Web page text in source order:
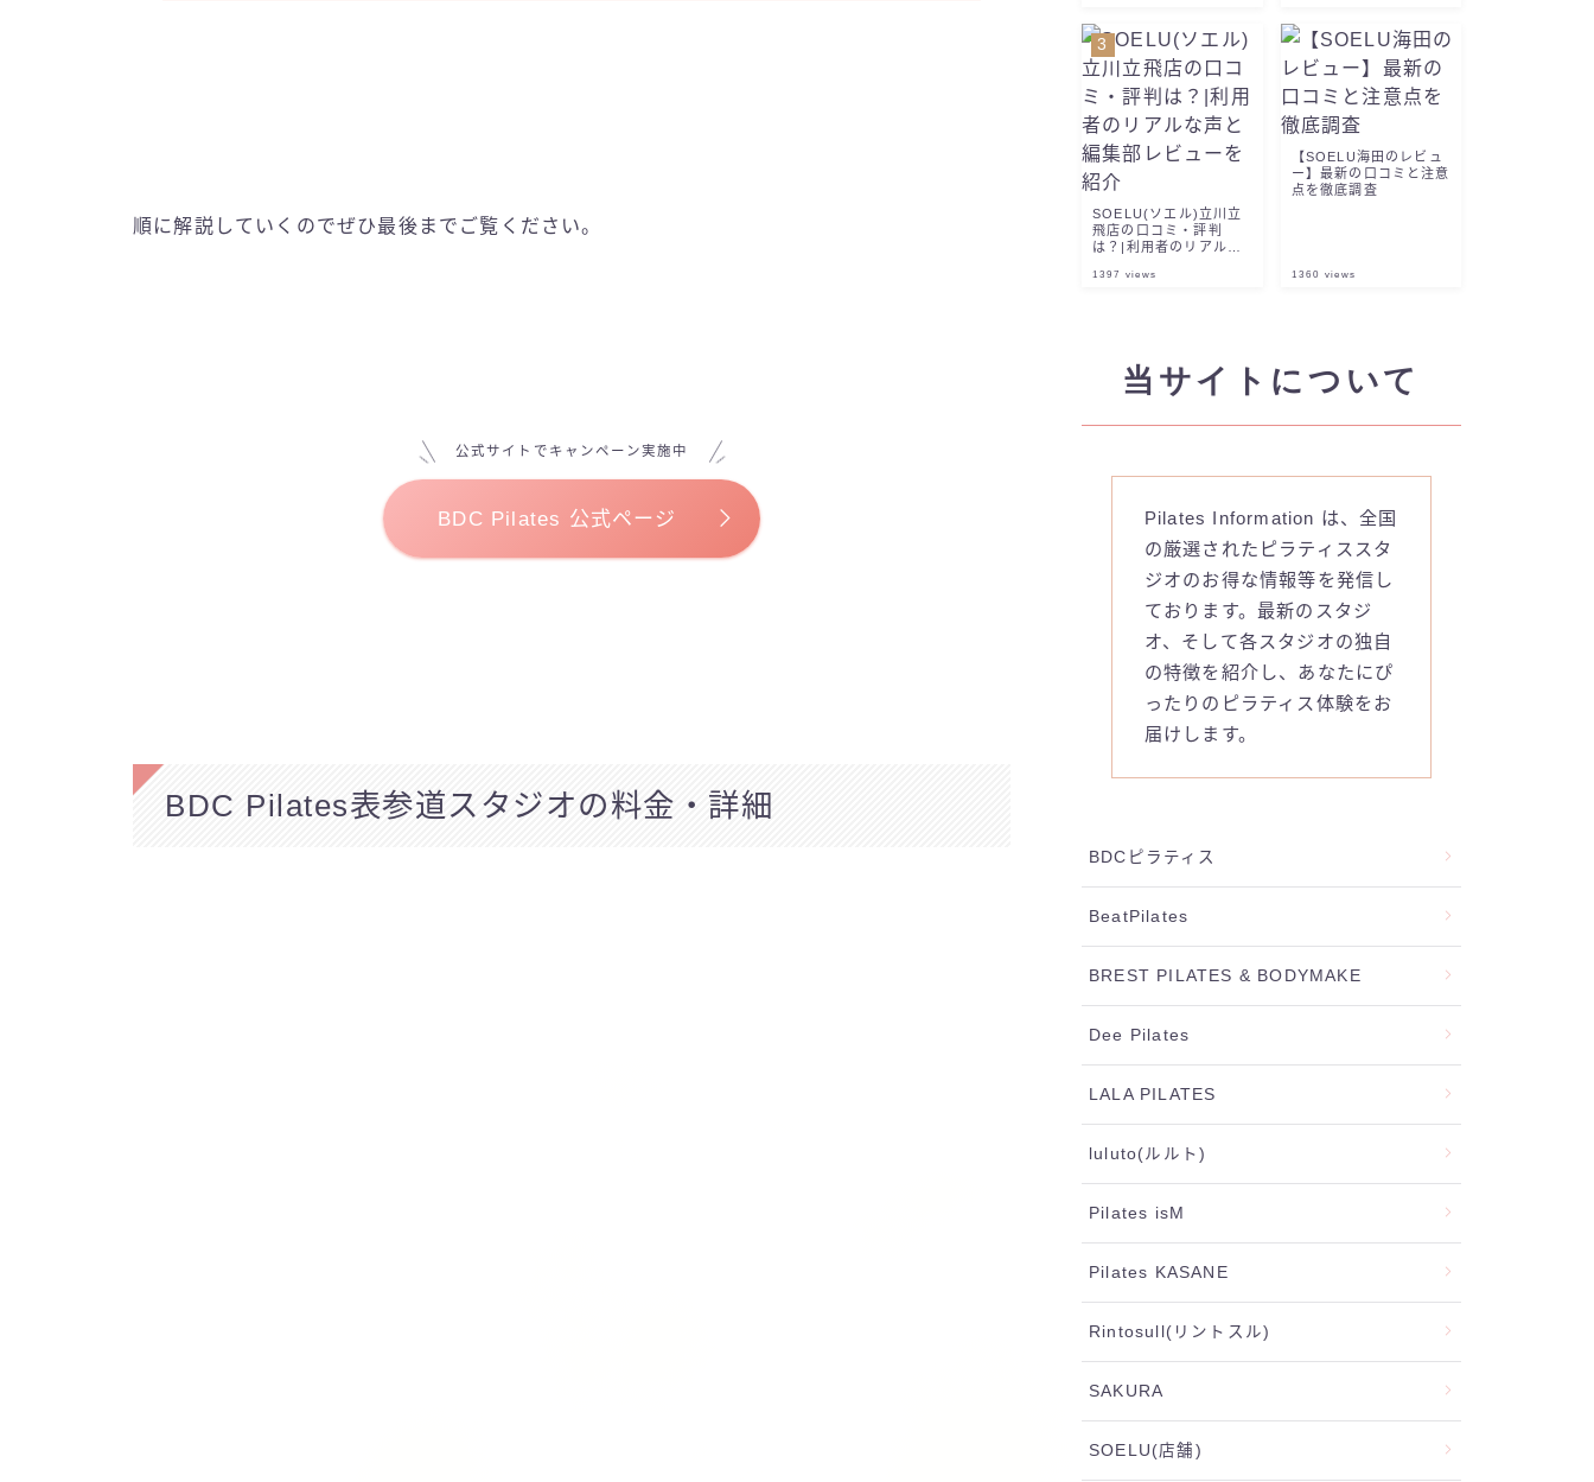
順に解説していくのでぜひ最後までご覧ください。
公式サイトでキャンペーン実施中
BDC Pilates 公式ページ
BDC Pilates表参道スタジオの料金・詳細
SOELU(ソエル)立川立
飛店の口コミ・評判
は？|利用者のリアルな
介
1397 views
【SOELU海田のレビュ
ー】最新の口コミと注意
点を徹底調査
1360 views
当サイトについて
Pilates Information は、全国
の厳選されたピラティススタ
ジオのお得な情報等を発信し
ております。最新のスタジ
オ、そして各スタジオの独自
の特徴を紹介し、あなたにぴ
ったりのピラティス体験をお
届けします。
BDCピラティス
BeatPilates
BREST PILATES & BODYMAKE
Dee Pilates
LALA PILATES
luluto(ルルト)
Pilates isM
Pilates KASANE
Rintosull(リントスル)
SAKURA
SOELU(店舗)